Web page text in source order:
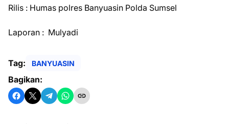
Rilis : Humas polres Banyuasin Polda Sumsel
Laporan : Mulyadi
Tag: BANYUASIN
Bagikan: